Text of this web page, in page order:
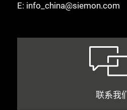
E: info_china@siemon.com
联系我们